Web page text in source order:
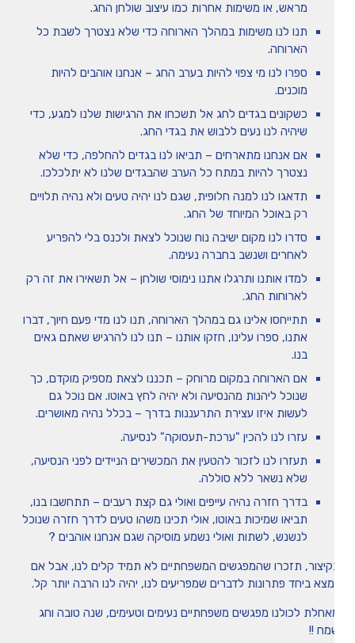
מראש, או משימות אחרות כמו עיצוב שולחן החג.
תנו לנו משימות במהלך הארוחה כדי שלא נצטרך לשבת כל
הארוחה.
ספרו לנו מי צפוי להיות בערב החג – אנחנו אוהבים להיות
מוכנים.
כשקונים בגדים לחג אל תשכחו את הרגישות שלנו למגע, כדי
שיהיה לנו נעים ללבוש את בגדי החג.
אם אנחנו מתארחים – תביאו לנו בגדים להחלפה, כדי שלא
נצטרך להיות במתח כל הערב שהבגדים שלנו לא יתלכלכו.
תדאגו לנו למנה חלופית, שגם לנו יהיה טעים ולא נהיה תלויים
רק באוכל המיוחד של החג.
סדרו לנו מקום ישיבה נוח שנוכל לצאת ולכנס בלי להפריע
לאחרים ושנשב בחברה נעימה.
למדו אותנו ותרגלו אתנו נימוסי שולחן – אל תשאירו את זה רק
לארוחות החג.
תתייחסו אלינו גם במהלך הארוחה, תנו לנו מדי פעם חיוך, דברו
אתנו, ספרו עלינו, חזקו אותנו – תנו לנו להרגיש שאתם גאים
אם הארוחה במקום מרוחק – תכננו לצאת מספיק מוקדם, כך
שנוכל ליהנות מהנסיעה ולא יהיה לחץ באוטו. אם נוכל גם
לעשות איזו עצירת התרעננות בדרך – בכלל נהיה מאושרים.
עזרו לנו להכין "ערכת-תעסוקה" לנסיעה.
תעזרו לנו לזכור להטעין את המכשירים הניידים לפני הנסיעה,
שלא נשאר ללא סוללה.
בדרך חזרה נהיה עייפים ואולי גם קצת רעבים – תתחשבו בנו,
תביאו שמיכות באוטו, אולי תכינו משהו טעים לדרך חזרה שנוכל
לנשנש, לשתות ואולי נשמע מוסיקה שגם אנחנו אוהבים ?
תזכרו שהמפגשים המשפחתיים לא תמיד קלים לנו, אבל אם
ביחד פתרונות לדברים שמפריעים לנו, יהיה לנו הרבה יותר קל.
לכולנו מפגשים משפחתיים נעימים וטעימים, שנה טובה וחג
!!